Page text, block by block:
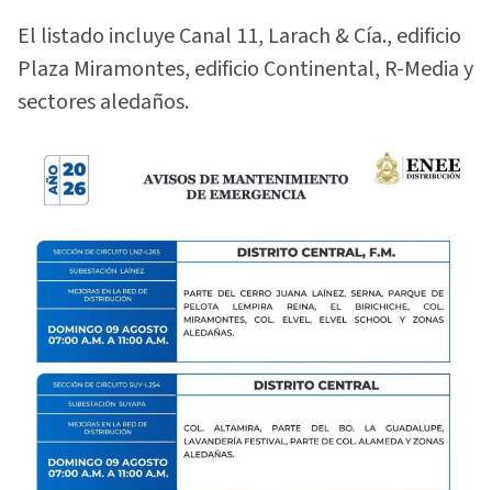
El listado incluye Canal 11, Larach & Cía., edificio
Plaza Miramontes, edificio Continental, R-Media y
sectores aledaños.